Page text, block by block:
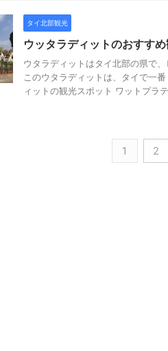
タイ北部観光
ウッタラディットのおすす
ウタラディットはタイ北部の県で
このウタラディットは、タイで一
ィットの観光スポット ワットプラ
1 2